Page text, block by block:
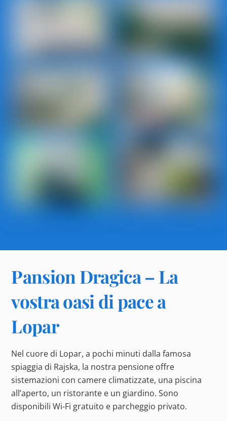
Pansion Dragica – La
vostra oasi di pace a
Lopar
Nel cuore di Lopar, a pochi minuti dalla famosa
spiaggia di Rajska, la nostra pensione offre
sistemazioni con camere climatizzate, una piscina
all’aperto, un ristorante e un giardino. Sono
disponibili Wi-Fi gratuito e parcheggio privato.